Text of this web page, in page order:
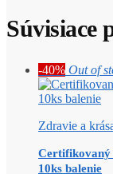
Súvisiace
-40% Out of
Zdravie a
Certifikovaný
10ks balenie